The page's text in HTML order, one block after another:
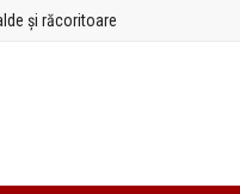
și răcoritoare